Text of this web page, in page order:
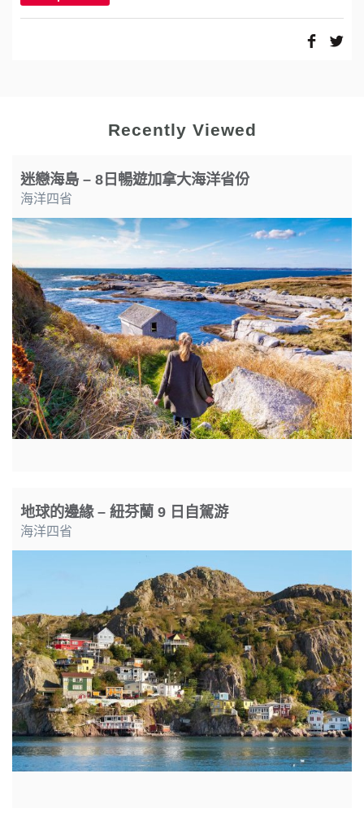
Recently Viewed
迷戀海島 – 8日暢遊加拿大海洋省份
海洋四省
地球的邊緣 – 紐芬蘭 9 日自駕游
海洋四省